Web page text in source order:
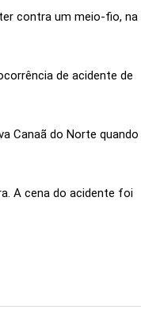
contra um meio-fio, na
de acidente de
Canaã do Norte quando
A cena do acidente foi